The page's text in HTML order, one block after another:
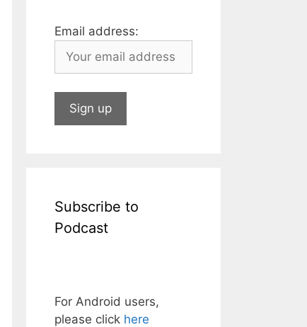
Email address:
Subscribe to
Podcast
For Android users,
please click here